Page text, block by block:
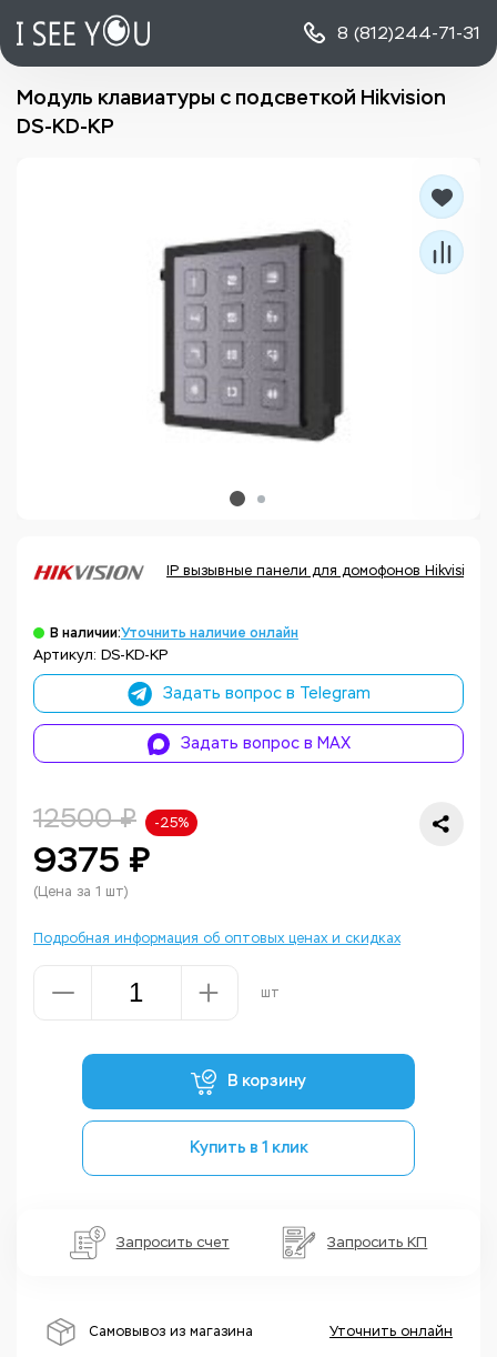
8 (812)244-71-31
Модуль клавиатуры с подсветкой Hikvision
DS-KD-KP
IP вызывные панели для домофонов Hikvision
В наличии:Уточнить наличие онлайн
Артикул: DS-KD-KP
Задать вопрос в Telegram
Задать вопрос в MAX
12500 ₽ -25%
9375 ₽
(Цена за 1 шт)
Подробная информация об оптовых ценах и скидках
шт
В корзину
Купить в 1 клик
Запросить счет Запросить КП
Самовывоз из магазина Уточнить онлайн